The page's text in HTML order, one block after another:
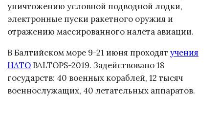
уничтожению условной подводной лодки,
электронные пуски ракетного оружия и
отражению массированного налета авиации.
В Балтийском море 9-21 июня проходят учения
НАТОBALTOPS-2019. Задействовано 18
государств: 40 военных кораблей, 12 тысяч
военнослужащих, 40 летательных аппаратов.